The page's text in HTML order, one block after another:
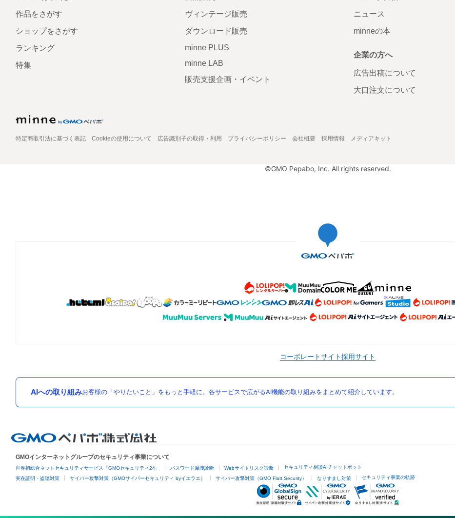
作品をさがす
ショップをさがす
ランキング
特集
ヴィンテージ販売
ダウンロード販売
minne PLUS
minne LAB
販売支援企画・イベント
ニュース
minneの本
企業の方へ
広告出稿について
大口注文について
特定商取引法に基づく表記 Cookieの使用について 広告識別子の取得・利用 プライバシーポリシー 会社概要 採用情報 メディアキット
©GMO Pepabo, Inc. All rights reserved.
コーポレートサイト採用サイト
AIへの取り組みお客様の「やりたいこと」をもっと手軽に。各サービスで広がるAI機能の取り組みをまとめて紹介しています。
GMOインターネットグループのセキュリティ事業について
世界初総合ネットセキュリティサービス「GMOセキュリティ24」 パスワード漏洩診断 Webサイトリスク診断 セキュリティ相談AIチャットボット
実在証明・盗聴対策 サイバー攻撃対策（GMOサイバーセキュリティ byイエラエ） サイバー攻撃対策（GMO Flatt Security） なりすまし対策 セキュリティ事業の軌跡